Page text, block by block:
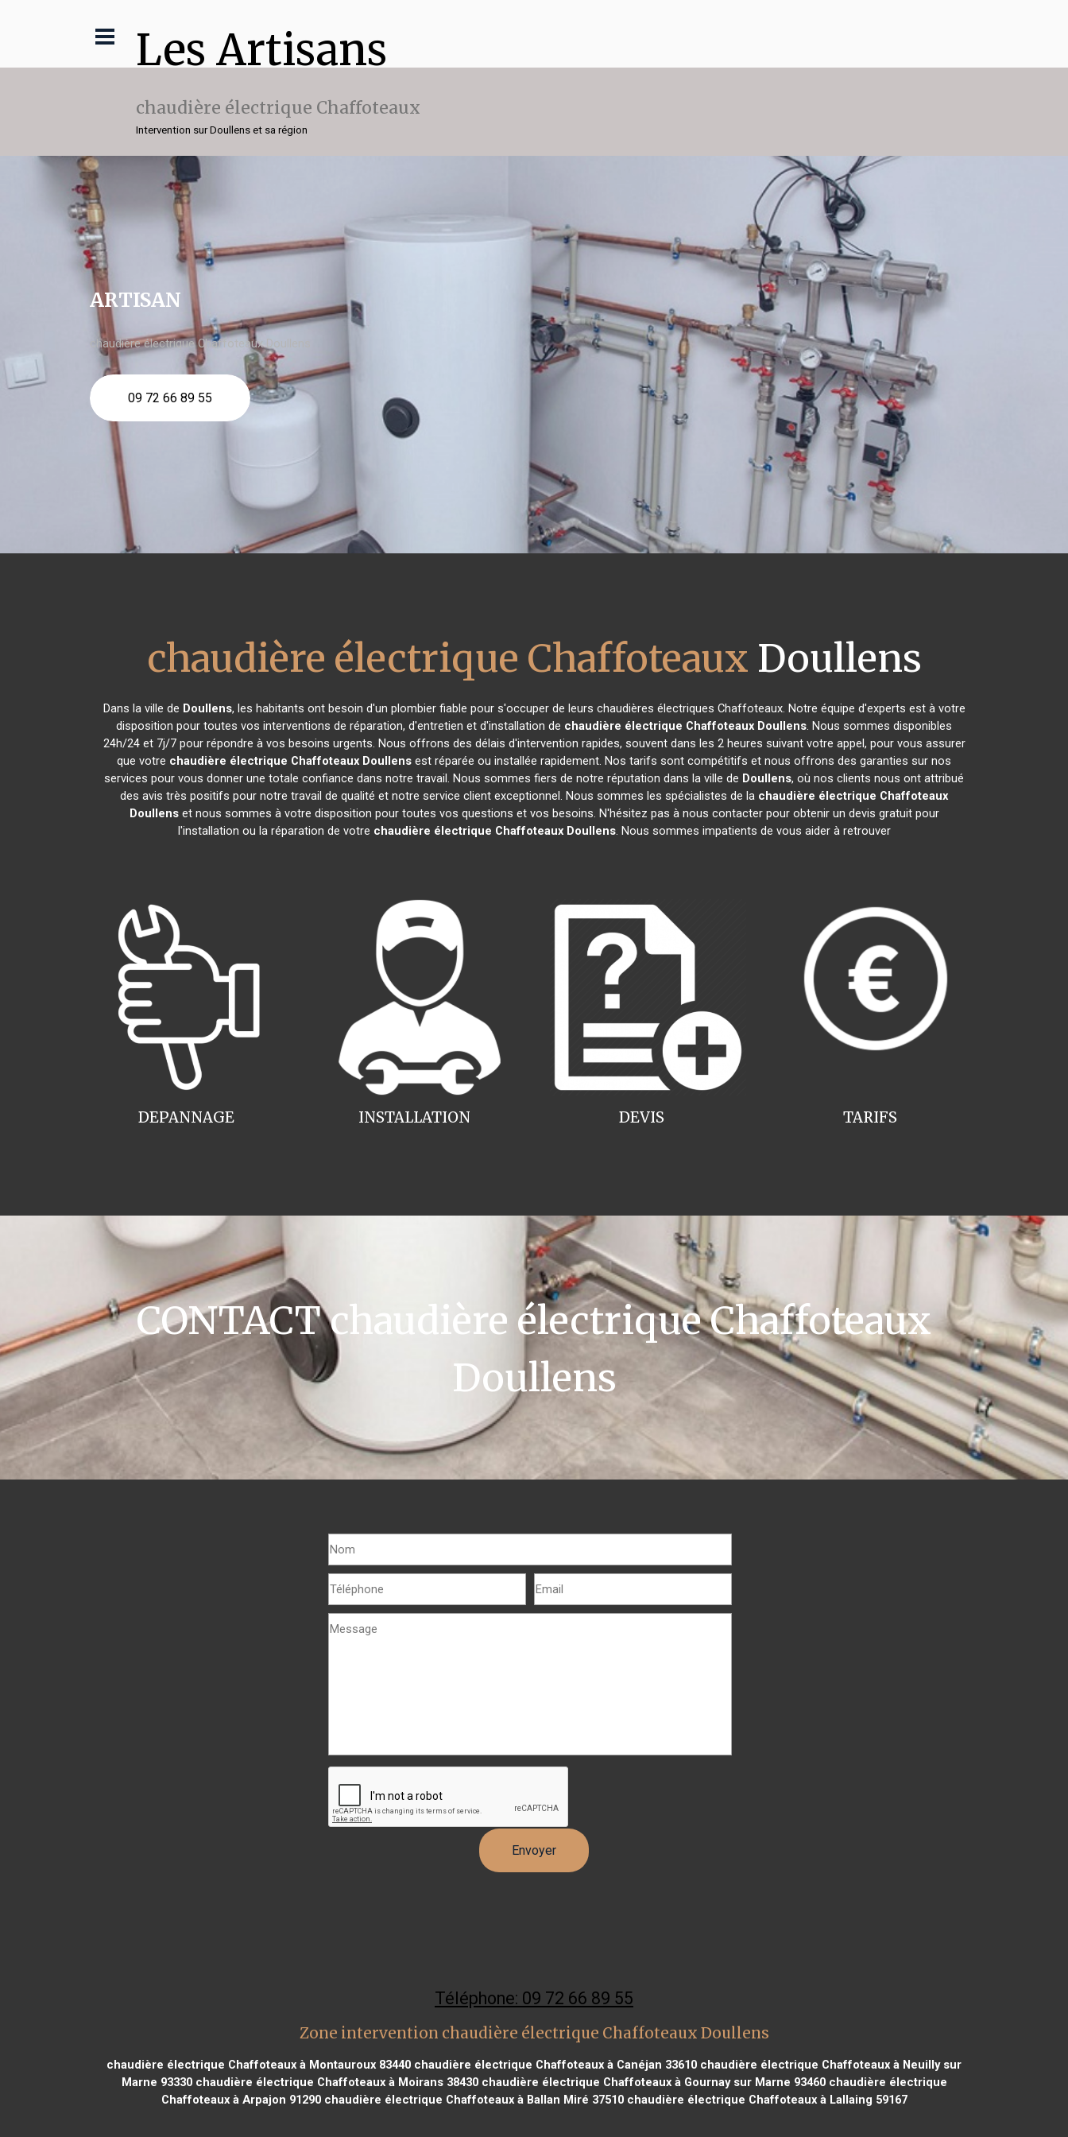
Les Artisans
chaudière électrique Chaffoteaux
Intervention sur Doullens et sa région
ARTISAN
chaudière électrique Chaffoteaux Doullens
09 72 66 89 55
chaudière électrique Chaffoteaux Doullens
Dans la ville de Doullens, les habitants ont besoin d'un plombier fiable pour s'occuper de leurs chaudières électriques Chaffoteaux. Notre équipe d'experts est à votre
disposition pour toutes vos interventions de réparation, d'entretien et d'installation de chaudière électrique Chaffoteaux Doullens. Nous sommes disponibles
24h/24 et 7j/7 pour répondre à vos besoins urgents. Nous offrons des délais d'intervention rapides, souvent dans les 2 heures suivant votre appel, pour vous assurer
que votre chaudière électrique Chaffoteaux Doullens est réparée ou installée rapidement. Nos tarifs sont compétitifs et nous offrons des garanties sur nos
services pour vous donner une totale confiance dans notre travail. Nous sommes fiers de notre réputation dans la ville de Doullens, où nos clients nous ont attribué
des avis très positifs pour notre travail de qualité et notre service client exceptionnel. Nous sommes les spécialistes de la chaudière électrique Chaffoteaux
Doullenset nous sommes à votre disposition pour toutes vos questions et vos besoins. N'hésitez pas à nous contacter pour obtenir un devis gratuit pour
l'installation ou la réparation de votre chaudière électrique Chaffoteaux Doullens. Nous sommes impatients de vous aider à retrouver
INSTALLATION
DEPANNAGE TARIFS
DEVIS
CONTACT chaudière électrique Chaffoteaux
Doullens
Téléphone: 09 72 66 89 55
Zone intervention chaudière électrique Chaffoteaux Doullens
chaudière électrique Chaffoteaux à Montauroux 83440 chaudière électrique Chaffoteaux à Canéjan 33610 chaudière électrique Chaffoteaux à Neuilly sur
Marne 93330chaudière électrique Chaffoteaux à Moirans 38430chaudière électrique Chaffoteaux à Gournay sur Marne 93460chaudière électrique
Chaffoteaux à Arpajon 91290chaudière électrique Chaffoteaux à Ballan Miré 37510chaudière électrique Chaffoteaux à Lallaing 59167